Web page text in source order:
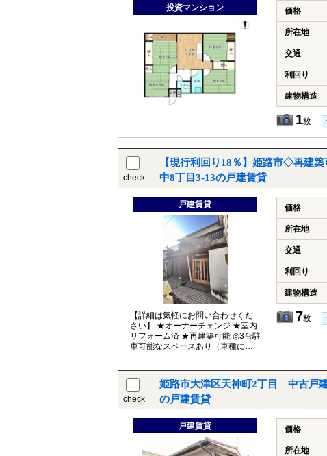
投資マンション 価格
所在地
交通
利回り
建物構造
1枚
check
【現行利回り18％】姫路市◇再建
中8丁目3-13の戸建賃貸
戸建賃貸
【詳細は気軽にお問い合わせくだ
さい】 ★オーナーチェンジ ★室内
リフォーム済 ★再建築可能 ◎3台駐
車可能なスペースあり（車種によ
り） ◎2025年3月より入居開始 ※
価格
所在地
交通
利回り
建物構造
7枚
check
姫路市大津区天神町2丁目 中古戸
の戸建賃貸
戸建賃貸 価格
所在地